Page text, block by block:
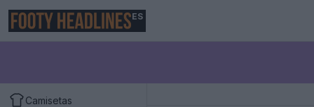
ES
Camisetas